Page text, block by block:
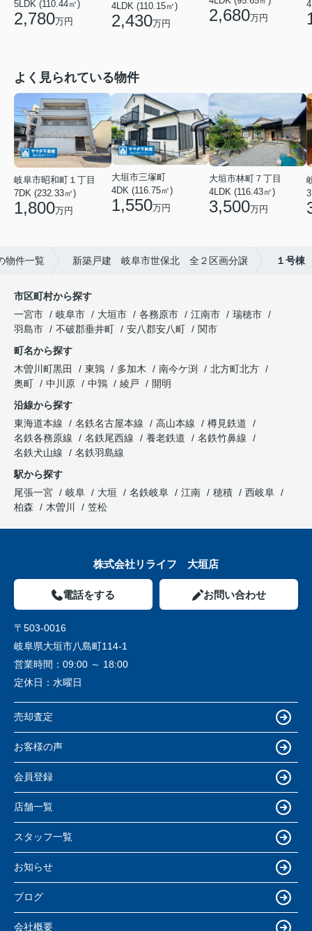
5LDK (110.44㎡)
2,780万円
4LDK (110.15㎡)
2,430万円 2,680万円
よく見られている物件
岐阜市昭和町１丁目
7DK (232.33㎡)
1,800万円
大垣市三塚町
4DK (116.75㎡)
1,550万円
大垣市林町７丁目
4LDK (116.43㎡)
3,500万円
物件一覧 新築戸建 岐阜市世保北 全２区画分譲 １号棟
市区町村から探す
一宮市
岐阜市 大垣市 各務原市 江南市
瑞穂市
羽島市
不破郡垂井町 安八郡安八町
関市
町名から探す
木曽川町黒田
東鶉 多加木 南今ケ渕
北方町北方
奥町
中川原 中鶉 綾戸
開明
沿線から探す
東海道本線
名鉄名古屋本線 高山本線
樽見鉄道
名鉄各務原線
名鉄尾西線 養老鉄道
名鉄竹鼻線
名鉄犬山線
名鉄羽島線
駅から探す
尾張一宮
岐阜 大垣 名鉄岐阜 江南 穂積
西岐阜
柏森
木曽川 笠松
株式会社リライフ 大垣店
電話をする お問い合わせ
〒503-0016
岐阜県大垣市八島町114-1
営業時間： 09:00 ～ 18:00
定休日： 水曜日
売却査定
お客様の声
会員登録
店舗一覧
スタッフ一覧
お知らせ
ブログ
会社概要